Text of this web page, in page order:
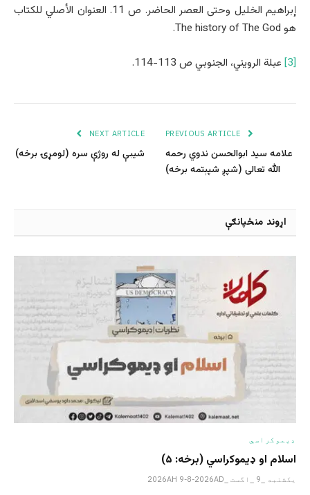
إبراهيم الخليل وحتى العصر الحاضر. ص 11. العنوان الأصلي للكتاب
هو The history of The God.
[3] عبلة الرويني، الجنوبي ص 113-114.
علامه سید ابوالحسن ندوي رحمه
الله تعالی (شپږ شپېتمه برخه)
NEXT ARTICLE
شیبې له روژې سره (لومړۍ برخه)
اړوند منځپانګې
ډیموکراسي
اسلام او ډیموکراسي (برخه: ۵)
یکشنبه _9 _اگست _2026AH 9-8-2026AD